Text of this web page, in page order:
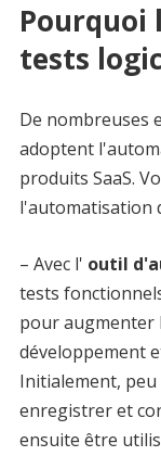
tests
De nombreuses
adoptent
produits SaaS.
l'automatisation
– Avec l' outil
tests
pour augmenter
développement
Initialement,
enregistrer et
ensuite être